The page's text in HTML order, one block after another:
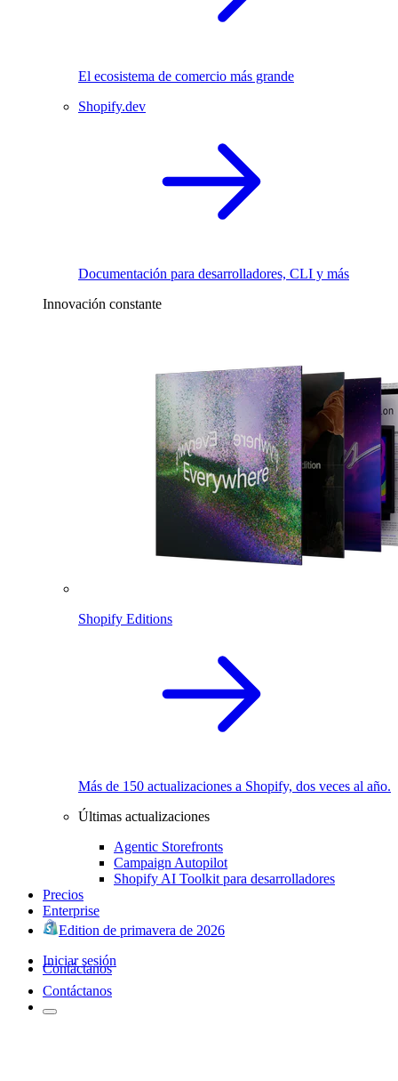
El ecosistema de comercio más grande
Shopify.dev
Documentación para desarrolladores, CLI y más
Innovación constante
Shopify Editions
Más de 150 actualizaciones a Shopify, dos veces al año.
Últimas actualizaciones
Agentic Storefronts
Campaign Autopilot
Shopify AI Toolkit para desarrolladores
Precios
Enterprise
Edition de primavera de 2026
Iniciar sesión
Contáctanos
Contáctanos